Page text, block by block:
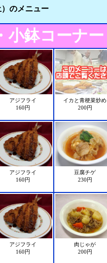
）のメニュー
小鉢コーナー
アジフライ
160円
イカと青梗菜炒め
200円
アジフライ
160円
豆腐チゲ
230円
アジフライ
160円
肉じゃが
200円